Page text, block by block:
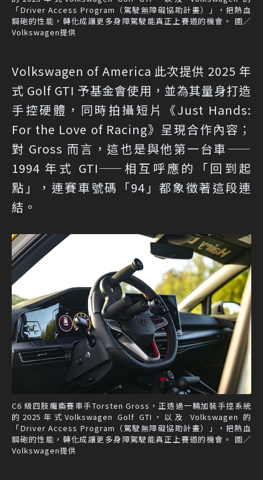
「Driver Access Program（駕駛無障礙協助計畫）」，把熱血
鋼砲的性能，轉化成讓更多身障駕駛能真正上賽道的機會。 圖／
Volkswagen提供
Volkswagen of America 此次提供 2025 年
式 Golf GTI 予基金會使用，並為其量身打造
手控硬體，同時拍攝短片《Just Hands:
For the Love of Racing》呈現合作內容；
對 Gross 而言，這也是與他第一台車——
1994 年式 GTI——相互呼應的「回到起
點」，連賽車號碼「94」都象徵著這段連
結。
C6 級四肢癱瘓賽車手Torsten Gross，正透過一輛加裝手控系統
的2025年式Volkswagen Golf GTI，以及 Volkswagen 的
「Driver Access Program（駕駛無障礙協助計畫）」，把熱血
鋼砲的性能，轉化成讓更多身障駕駛能真正上賽道的機會。 圖／
Volkswagen提供